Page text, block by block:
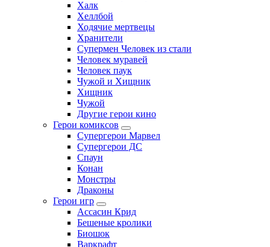
Халк
Хеллбой
Ходячие мертвецы
Хранители
Супермен Человек из стали
Человек муравей
Человек паук
Чужой и Хищник
Хищник
Чужой
Другие герои кино
Герои комиксов
Супергерои Марвел
Супергерои ДС
Спаун
Конан
Монстры
Драконы
Герои игр
Ассасин Крид
Бешеные кролики
Биошок
Варкрафт